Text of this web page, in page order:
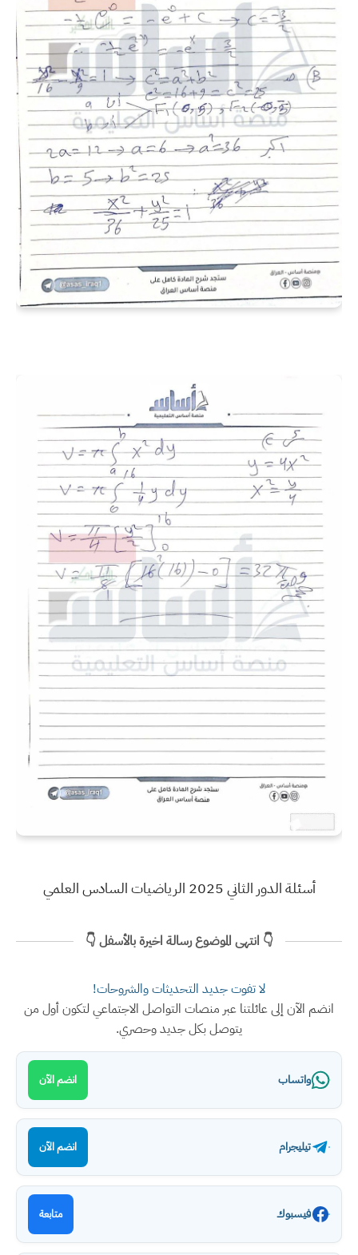
أسئلة الدور الثاني 2025 الرياضيات السادس العلمي
👇 انتهى الموضوع رسالة اخيرة بالأسفل 👇
لا تفوت جديد التحديثات والشروحات!
انضم الآن إلى عائلتنا عبر منصات التواصل الاجتماعي لتكون أول من
يتوصل بكل جديد وحصري.
واتساب انضم الآن
تيليجرام انضم الآن
فيسبوك متابعة